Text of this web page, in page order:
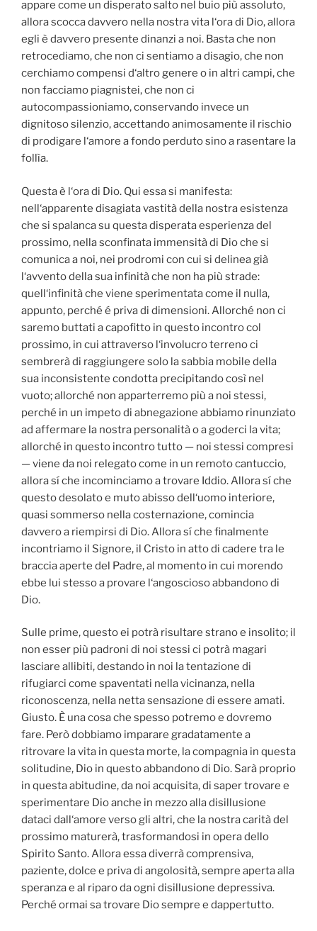
appare come un disperato salto nel buio più assoluto,
allora scocca davvero nella nostra vita l‘ora di Dio, allora
egli è davvero presente dinanzi a noi. Basta che non
retrocediamo, che non ci sentiamo a disagio, che non
cerchiamo compensi d‘altro genere o in altri campi, che
non facciamo piagnistei, che non ci
autocompassioniamo, conservando invece un
dignitoso silenzio, accettando animosamente il rischio
di prodigare l‘amore a fondo perduto sino a rasentare la
follìa.
Questa è l‘ora di Dio. Qui essa si manifesta:
nell‘apparente disagiata vastità della nostra esistenza
che si spalanca su questa disperata esperienza del
prossimo, nella sconfinata immensità di Dio che si
comunica a noi, nei prodromi con cui si delinea già
l‘avvento della sua infinità che non ha più strade:
quell‘infinità che viene sperimentata come il nulla,
appunto, perché é priva di dimensioni. Allorché non ci
saremo buttati a capofitto in questo incontro col
prossimo, in cui attraverso l‘involucro terreno ci
sembrerà di raggiungere solo la sabbia mobile della
sua inconsistente condotta precipitando così nel
vuoto; allorché non apparterremo più a noi stessi,
perché in un impeto di abnegazione abbiamo rinunziato
ad affermare la nostra personalità o a goderci la vita;
allorché in questo incontro tutto — noi stessi compresi
— viene da noi relegato come in un remoto cantuccio,
allora sí che incominciamo a trovare Iddio. Allora sí che
questo desolato e muto abisso dell‘uomo interiore,
quasi sommerso nella costernazione, comincia
davvero a riempirsi di Dio. Allora sí che finalmente
incontriamo il Signore, il Cristo in atto di cadere tra le
braccia aperte del Padre, al momento in cui morendo
ebbe lui stesso a provare l‘angoscioso abbandono di
Dio.
Sulle prime, questo ei potrà risultare strano e insolito; il
non esser più padroni di noi stessi ci potrà magari
lasciare allibiti, destando in noi la tentazione di
rifugiarci come spaventati nella vicinanza, nella
riconoscenza, nella netta sensazione di essere amati.
Giusto. È una cosa che spesso potremo e dovremo
fare. Però dobbiamo imparare gradatamente a
ritrovare la vita in questa morte, la compagnia in questa
solitudine, Dio in questo abbandono di Dio. Sarà proprio
in questa abitudine, da noi acquisita, di saper trovare e
sperimentare Dio anche in mezzo alla disillusione
dataci dall‘amore verso gli altri, che la nostra carità del
prossimo maturerà, trasformandosi in opera dello
Spirito Santo. Allora essa diverrà comprensiva,
paziente, dolce e priva di angolosità, sempre aperta alla
speranza e al riparo da ogni disillusione depressiva.
Perché ormai sa trovare Dio sempre e dappertutto.